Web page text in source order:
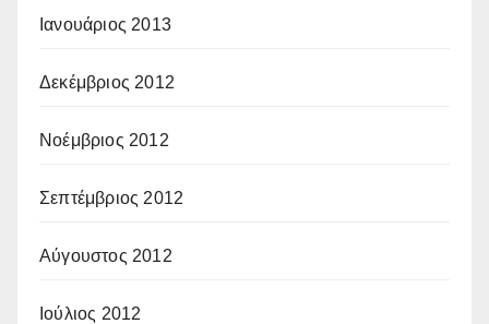
Ιανουάριος 2013
Δεκέμβριος 2012
Νοέμβριος 2012
Σεπτέμβριος 2012
Αύγουστος 2012
Ιούλιος 2012